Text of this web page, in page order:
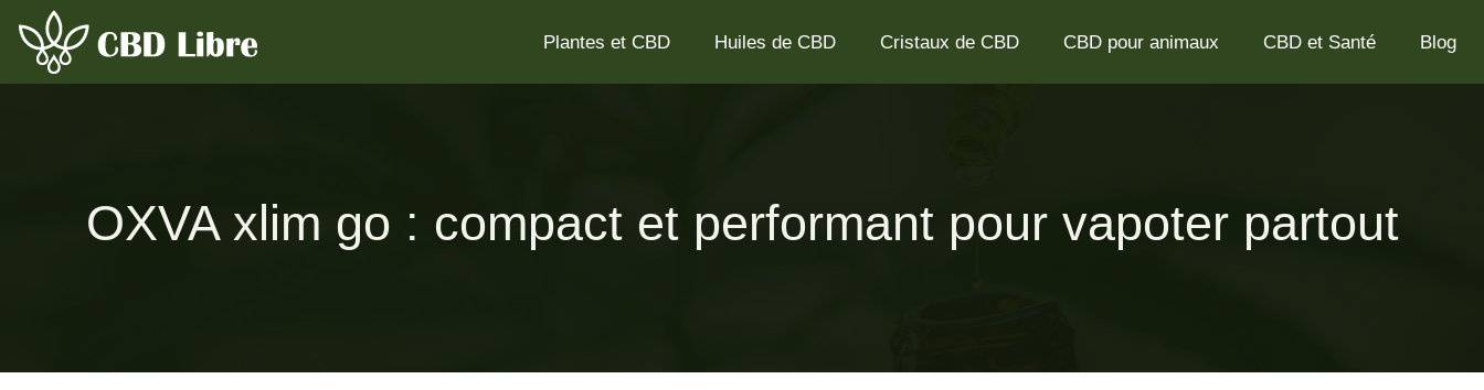
Plantes et CBD Huiles de CBD Cristaux de CBD CBD pour animaux CBD et Santé Blog
OXVA xlim go : compact et performant pour vapoter partout